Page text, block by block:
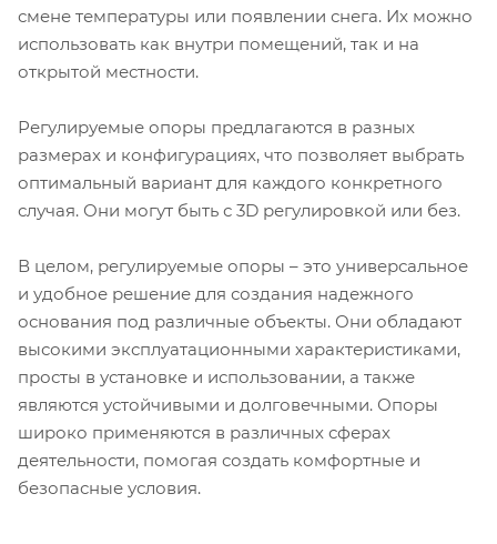
смене температуры или появлении снега. Их можно
использовать как внутри помещений, так и на
открытой местности.
Регулируемые опоры предлагаются в разных
размерах и конфигурациях, что позволяет выбрать
оптимальный вариант для каждого конкретного
случая. Они могут быть с 3D регулировкой или без.
В целом, регулируемые опоры – это универсальное
и удобное решение для создания надежного
основания под различные объекты. Они обладают
высокими эксплуатационными характеристиками,
просты в установке и использовании, а также
являются устойчивыми и долговечными. Опоры
широко применяются в различных сферах
деятельности, помогая создать комфортные и
безопасные условия.